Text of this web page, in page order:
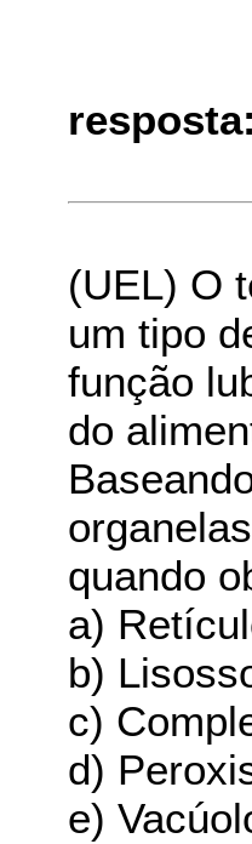
resposta:
(UEL) O
um tipo
função
do
quando
a)
b)
c)
d)
e)